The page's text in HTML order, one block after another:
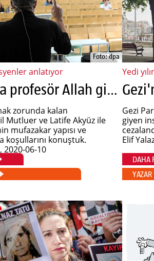
Foto: dpa
anlatıyor
„Almanya’da profesör Allah gibi“
zorunda kalan
Mutluer ve Latife Akyüz ile
mufazakar yapısı ve
koşullarını konuştuk.
, 2020-06-10
Yedi
Gezi
giyen
Elif
DAHA